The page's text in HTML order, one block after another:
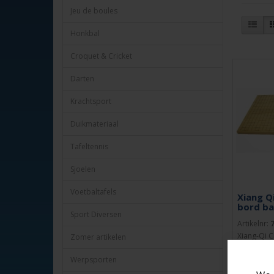
Jeu de boules
Honkbal
Croquet & Cricket
Darten
Krachtsport
Duikmateriaal
Tafeltennis
Sjoelen
Voetbaltafels
Sport Diversen
Zomer artikelen
Werpsporten
Xiang
bord
Artikelnr:
Xiang-Qi
lijnen